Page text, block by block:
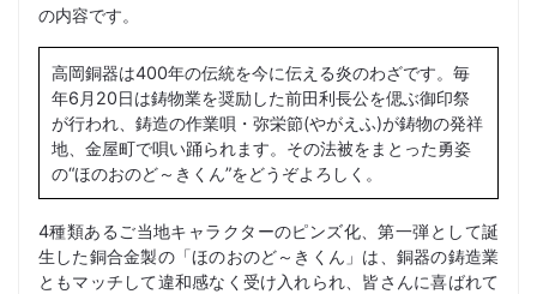
の内容です。
高岡銅器は400年の伝統を今に伝える炎のわざです。毎
年6月20日は鋳物業を奨励した前田利長公を偲ぶ御印祭
が行われ、鋳造の作業唄・弥栄節(やがえふ)が鋳物の発祥
地、金屋町で唄い踊られます。その法被をまとった勇姿
の“ほのおのど～きくん”をどうぞよろしく。
4種類あるご当地キャラクターのピンズ化、第一弾として誕
生した銅合金製の「ほのおのど～きくん」は、銅器の鋳造業
ともマッチして違和感なく受け入れられ、皆さんに喜ばれて